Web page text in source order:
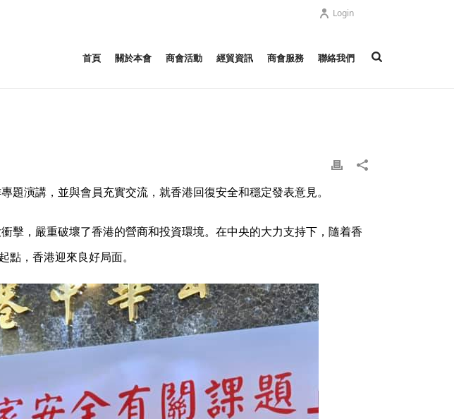
Login
首頁 關於本會 商會活動 經貿資訊 商會服務 聯絡我們
演講，並與會員充實交流，就香港回復安全和穩定發表意見。
擊，嚴重破壞了香港的營商和投資環境。在中央的大力支持下，隨着香
，香港迎來良好局面。